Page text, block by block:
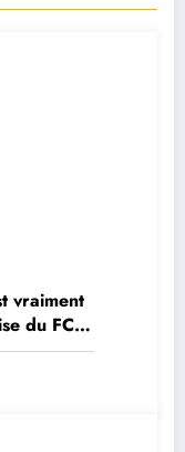
vraiment
du FC